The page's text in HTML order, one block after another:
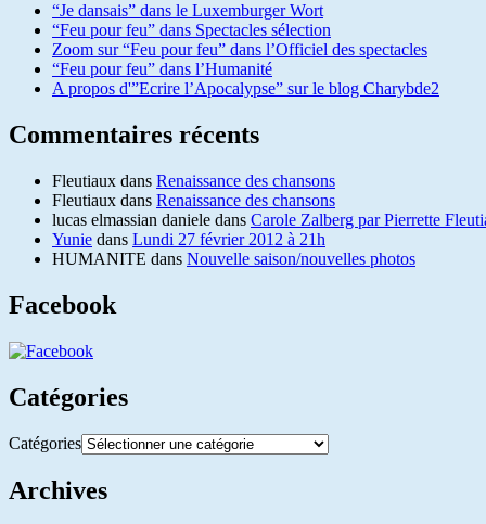
“Je dansais” dans le Luxemburger Wort
“Feu pour feu” dans Spectacles sélection
Zoom sur “Feu pour feu” dans l’Officiel des spectacles
“Feu pour feu” dans l’Humanité
A propos d'”Ecrire l’Apocalypse” sur le blog Charybde2
Commentaires récents
Fleutiaux dans Renaissance des chansons
Fleutiaux dans Renaissance des chansons
lucas elmassian daniele dans Carole Zalberg par Pierrette
Yunie dans Lundi 27 février 2012 à 21h
HUMANITE dans Nouvelle saison/nouvelles photos
Facebook
Catégories
Catégories
Archives